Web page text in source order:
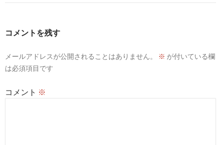
ョ
コメントを残す
メールアドレスが公開されることはありません。 ※ が付いている欄
は必須項目です
コメント ※